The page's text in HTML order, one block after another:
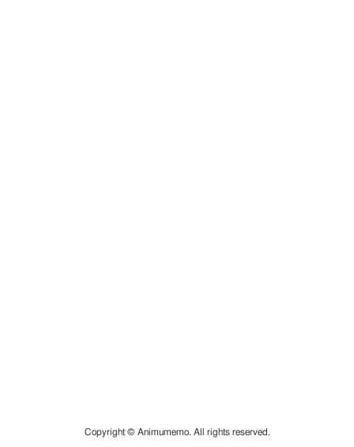
Copyright © Animumemo. All rights reserved.